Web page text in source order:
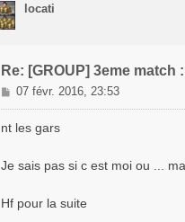
locati
Re: [GROUP] 3eme match
M
e
s
g
07 févr. 2016, 23:53
nt les gars
Je sais pas si c est moi ou ...
Hf pour la suite